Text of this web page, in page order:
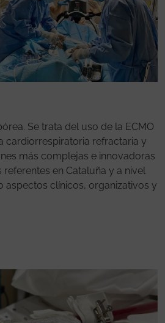
Se trata del uso de la ECMO
cardiorrespiratoria refractaria y
más complejas e innovadoras
en Cataluña y a nivel
aspectos clínicos, organizativos y